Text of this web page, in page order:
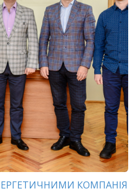
КОМПАНІЯ